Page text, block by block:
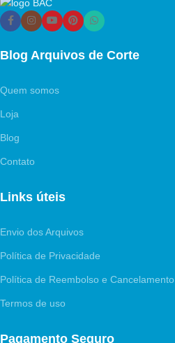
Blog Arquivos de Corte
Quem somos
Loja
Blog
Contato
Links úteis
Envio dos Arquivos
Política de Privacidade
Política de Reembolso e Cancelamento
Termos de uso
Pagamento Seguro